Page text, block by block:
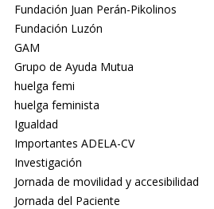
Fundación Juan Perán-Pikolinos
Fundación Luzón
GAM
Grupo de Ayuda Mutua
huelga femi
huelga feminista
Igualdad
Importantes ADELA-CV
Investigación
Jornada de movilidad y accesibilidad
Jornada del Paciente